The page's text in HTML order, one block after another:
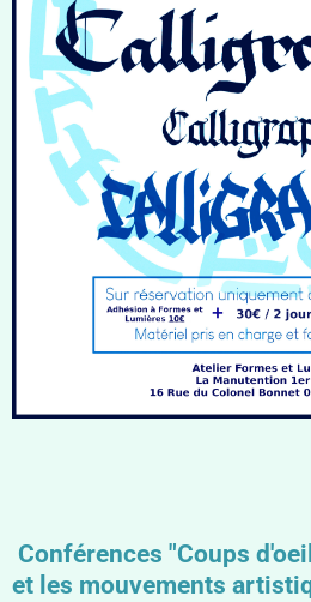
Conférences "Coups
et les mouvements